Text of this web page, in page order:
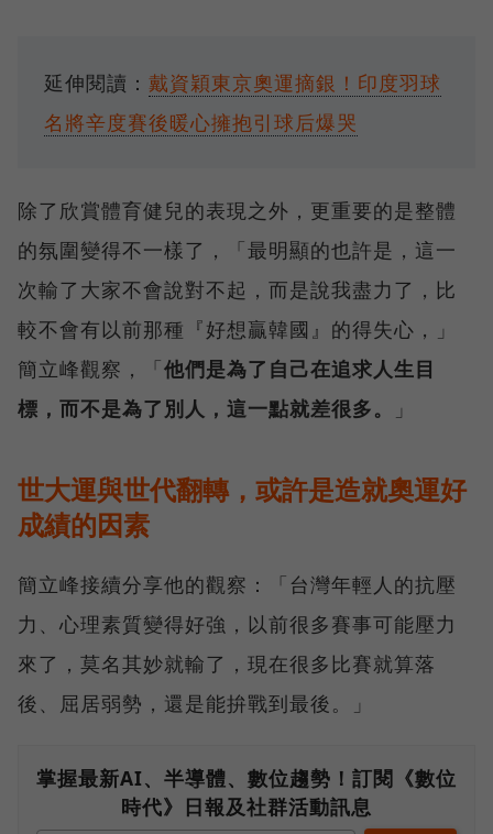
延伸閱讀： 戴資穎東京奧運摘銀！印度羽球
名將辛度賽後暖心擁抱引球后爆哭
除了欣賞體育健兒的表現之外，更重要的是整體
的氛圍變得不一樣了，「最明顯的也許是，這一
次輸了大家不會說對不起，而是說我盡力了，比
較不會有以前那種『好想贏韓國』的得失心，」
簡立峰觀察，「他們是為了自己在追求人生目
標，而不是為了別人，這一點就差很多。
」
世大運與世代翻轉，或許是造就奧運好
成績的因素
簡立峰接續分享他的觀察：「台灣年輕人的抗壓
力、心理素質變得好強，以前很多賽事可能壓力
來了，莫名其妙就輸了，現在很多比賽就算落
後、屈居弱勢，還是能拚戰到最後。」
掌握最新AI、半導體、數位趨勢！訂閱《數位
時代》日報及社群活動訊息